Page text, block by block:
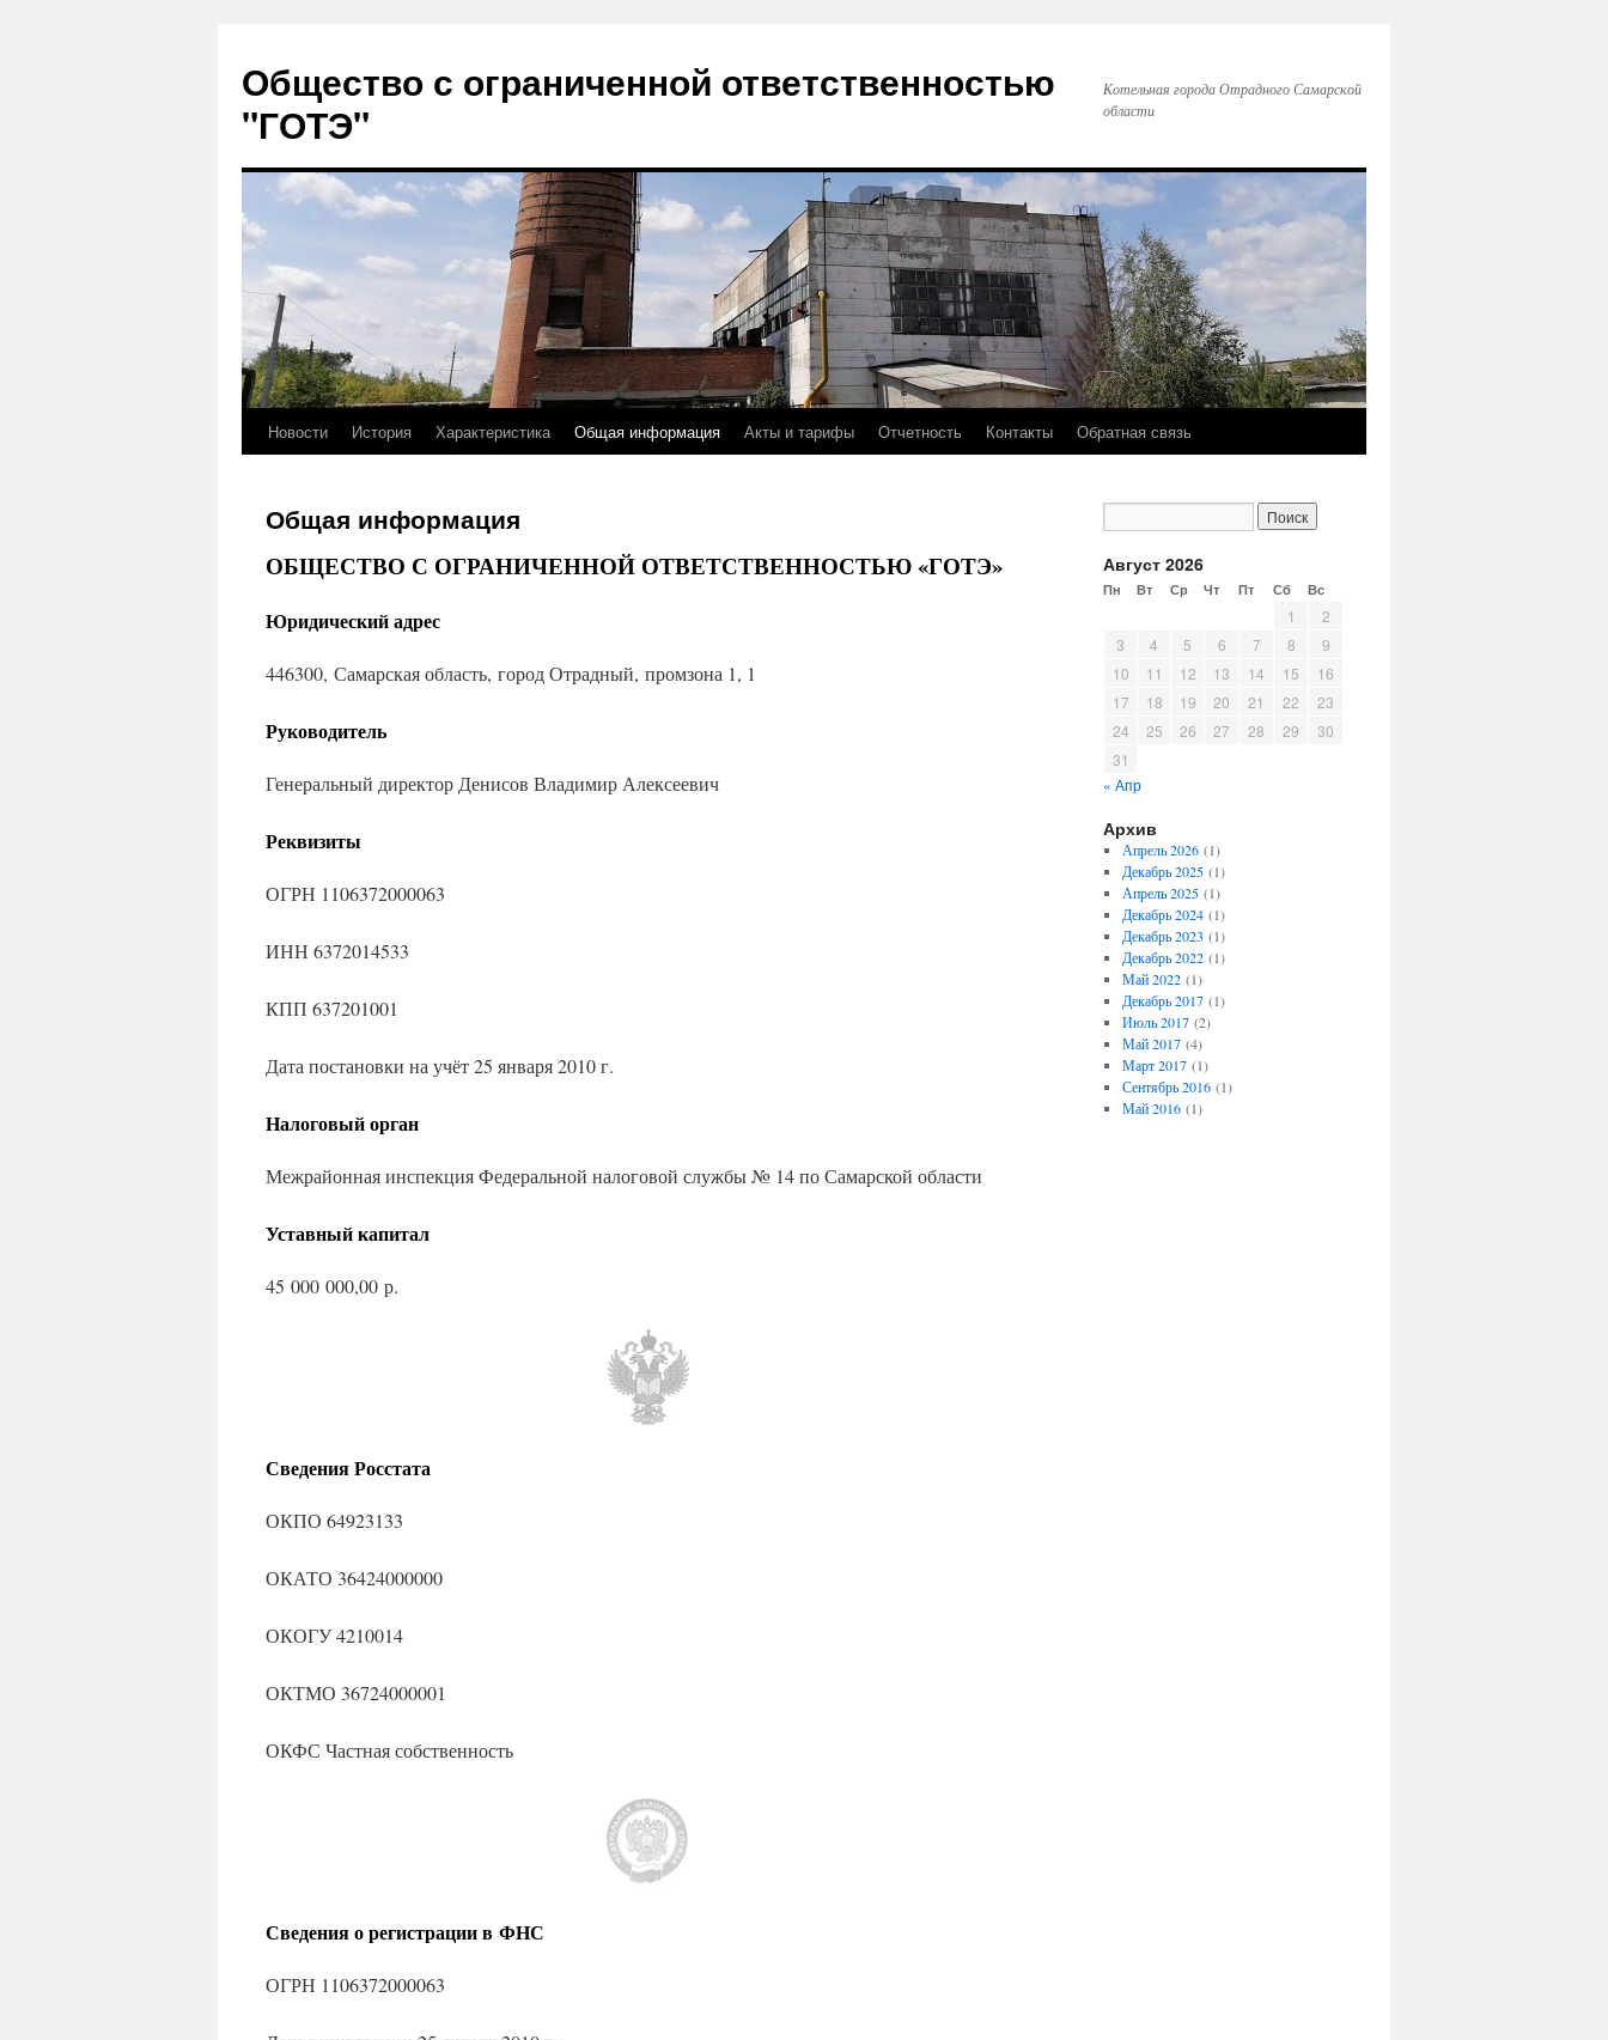
содержимому
Общество с ограниченной ответственностью
"ГОТЭ"
Котельная города Отрадного Самарской
области
Новости История Характеристика Общая информация Акты и тарифы Отчетность Контакты Обратная связь
Общая информация
ОБЩЕСТВО С ОГРАНИЧЕННОЙ ОТВЕТСТВЕННОСТЬЮ «ГОТЭ»
Юридический адрес
446300, Самарская область, город Отрадный, промзона 1, 1
Руководитель
Генеральный директор Денисов Владимир Алексеевич
Реквизиты
ОГРН 1106372000063
ИНН 6372014533
КПП 637201001
Дата постановки на учёт 25 января 2010 г.
Налоговый орган
Межрайонная инспекция Федеральной налоговой службы № 14 по Самарской области
Уставный капитал
45 000 000,00 р.
Сведения Росстата
ОКПО 64923133
ОКАТО 36424000000
ОКОГУ 4210014
ОКТМО 36724000001
ОКФС Частная собственность
Сведения о регистрации в ФНС
ОГРН 1106372000063
Август 2026
Пн Вт Ср Чт Пт Сб Вс
1
2
3
4 5 6 7 8
9
10
11 12 13 14 15
16
17
18 19 20 21 22
23
24
25 26 27 28 29
30
31
« Апр
Архив
Апрель 2026(1)
Декабрь 2025(1)
Апрель 2025(1)
Декабрь 2024(1)
Декабрь 2023 (1)
Декабрь 2022(1)
Май 2022(1)
Декабрь 2017(1)
Июль 2017(2)
Май 2017(4)
Март 2017(1)
Сентябрь 2016(1)
Май 2016(1)